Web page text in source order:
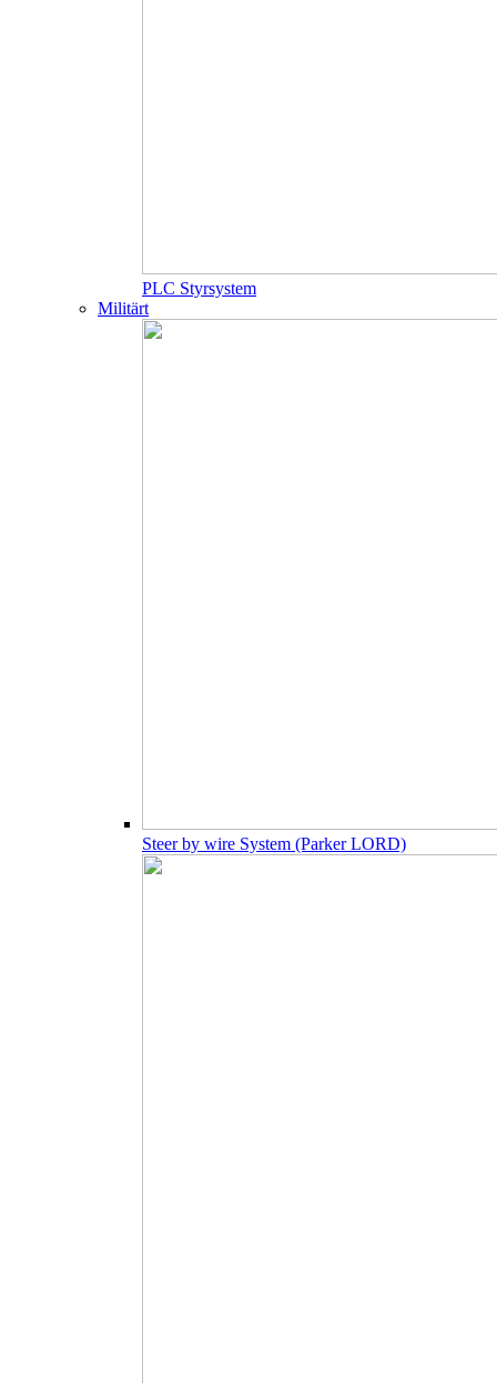
PLC Styrsystem
Militärt
Steer by wire System (Parker LORD)